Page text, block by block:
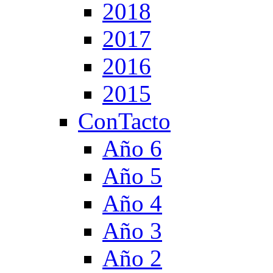
2018
2017
2016
2015
ConTacto
Año 6
Año 5
Año 4
Año 3
Año 2